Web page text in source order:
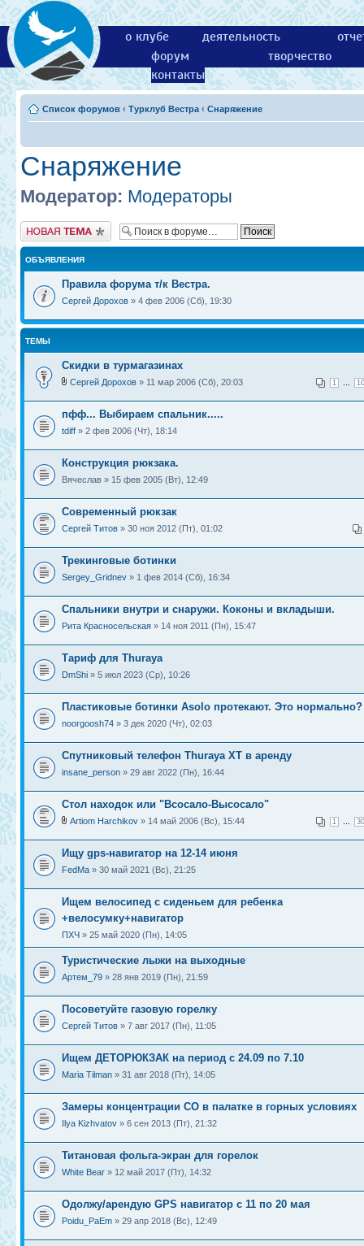
о клубе деятельность
форум
творчество
контакты
Список форумов ‹ Турклуб Вестра ‹ Снаряжение
Снаряжение
Модератор: Модераторы
Новая тема
ОБЪЯВЛЕНИЯ
Правила форума т/к Вестра.
Сергей Дорохов » 4 фев 2006 (Сб), 19:30
ТЕМЫ
Скидки в турмагазинах
1 10
Сергей Дорохов » 11 мар 2006 (Сб), 20:03
пфф... Выбираем спальник.....
tdiff » 2 фев 2006 (Чт), 18:14
Конструкция рюкзака.
Вячеслав » 15 фев 2005 (Вт), 12:49
Современный рюкзак
Сергей Титов » 30 ноя 2012 (Пт), 01:02
Трекинговые ботинки
Sergey_Gridnev » 1 фев 2014 (Сб), 16:34
Спальники внутри и снаружи. Коконы и вкладыши.
Рита Красносельская » 14 ноя 2011 (Пн), 15:47
Тариф для Thuraya
DmShi » 5 июл 2023 (Ср), 10:26
Пластиковые ботинки Asolo протекают. Это нормально?
noorgoosh74 » 3 дек 2020 (Чт), 02:03
Спутниковый телефон Thuraya XT в аренду
insane_person » 29 авг 2022 (Пн), 16:44
Стол находок или "Всосало-Высосало"
1 30
Artiom Harchikov » 14 май 2006 (Вс), 15:44
Ищу gps-навигатор на 12-14 июня
FedMa » 30 май 2021 (Вс), 21:25
Ищем велосипед с сиденьем для ребенка
+велосумку+навигатор
ПХЧ » 25 май 2020 (Пн), 14:05
Туристические лыжи на выходные
Артем_79 » 28 янв 2019 (Пн), 21:59
Посоветуйте газовую горелку
Сергей Титов » 7 авг 2017 (Пн), 11:05
Ищем ДЕТОРЮКЗАК на период с 24.09 по 7.10
Maria Tilman » 31 авг 2018 (Пт), 14:05
Замеры концентрации CO в палатке в горных условиях
Ilya Kizhvatov » 6 сен 2013 (Пт), 21:32
Титановая фольга-экран для горелок
White Bear » 12 май 2017 (Пт), 14:32
Одолжу/арендую GPS навигатор с 11 по 20 мая
Poidu_PaEm » 29 апр 2018 (Вс), 12:49